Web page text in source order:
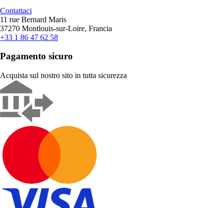
Contattaci
11 rue Bernard Maris
37270 Montlouis-sur-Loire, Francia
+33 1 86 47 62 58
Pagamento sicuro
Acquista sul nostro sito in tutta sicurezza